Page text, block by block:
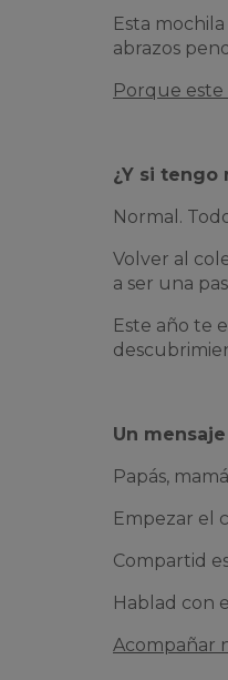
Esta
abrazos
Porque este
¿Y si tengo
Normal.
Volver al
a ser una
Este año te
Un
Papás,
Empezar el
Compartid
Hablad con
Acompañar